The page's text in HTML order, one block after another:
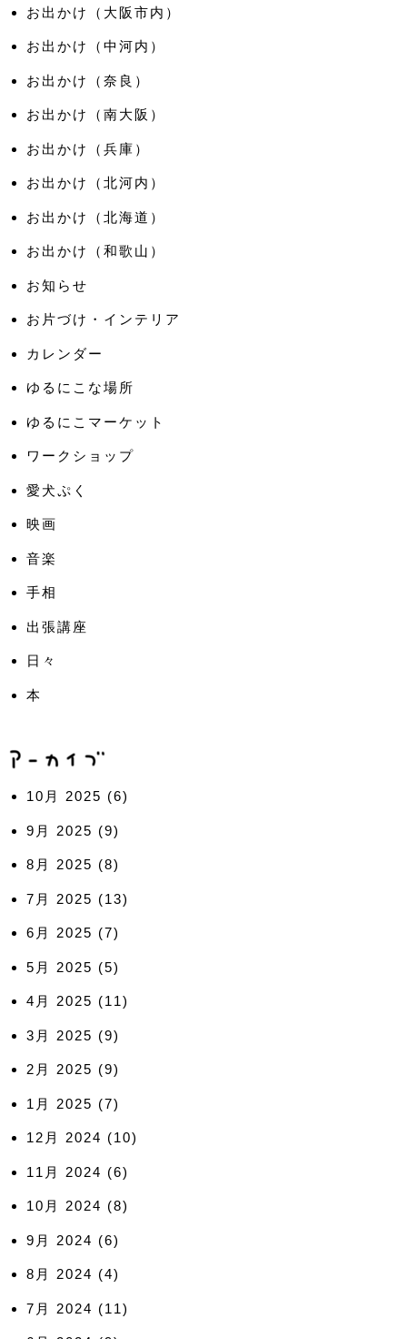
お出かけ（大阪市内）
お出かけ（中河内）
お出かけ（奈良）
お出かけ（南大阪）
お出かけ（兵庫）
お出かけ（北河内）
お出かけ（北海道）
お出かけ（和歌山）
お知らせ
お片づけ・インテリア
カレンダー
ゆるにこな場所
ゆるにこマーケット
ワークショップ
愛犬ぷく
映画
音楽
手相
出張講座
日々
本
10月 2025 (6)
9月 2025 (9)
8月 2025 (8)
7月 2025 (13)
6月 2025 (7)
5月 2025 (5)
4月 2025 (11)
3月 2025 (9)
2月 2025 (9)
1月 2025 (7)
12月 2024 (10)
11月 2024 (6)
10月 2024 (8)
9月 2024 (6)
8月 2024 (4)
7月 2024 (11)